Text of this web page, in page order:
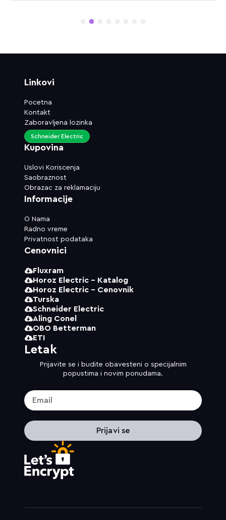
5
Linkovi
Pocetna
Kontakt
Zaboravljena lozinka
Kupovina
Uslovi Koriscenja
Saobraznost
Obrazac za reklamaciju
Schneider Electric
Informacije
O Nama
Radno vreme
Privatnost podataka
Cenovnici
Fluxram
Horoz Electric - Katalog
Horoz Electric - Cenovnik
Turska
Schneider Electric
Aling Conel
OBO Betterman
ETI
Letak
Prijavite se i budite obavesteni o specijalnim
popustima i novim ponudama.
Prijavi se